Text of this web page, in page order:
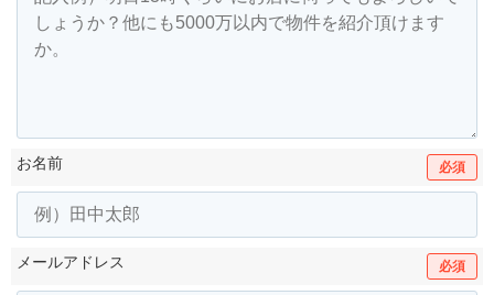
お名前 必須
メールアドレス 必須